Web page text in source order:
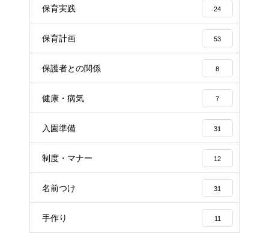
保育実践 24
保育計画 53
保護者との関係 8
健康・病気 7
入園準備 31
制度・マナー 12
名前つけ 31
手作り 11